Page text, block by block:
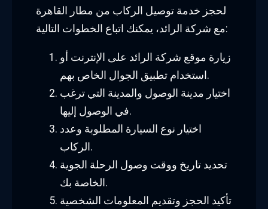
لحجز خدمة توصيل الركاب من مطار القاهرة
مع شركة الرائد، يمكنك اتباع الخطوات التالية:
زيارة موقع شركة الرائد على الإنترنت أو
استخدام تطبيق الجوال الخاص بهم.
اختيار مدينة الوصول والمدينة التي ترغب
في الوصول إليها.
اختيار نوع السيارة المطلوبة وعدد
الركاب.
تحديد تاريخ ووقت وصول الرحلة الجوية
الخاصة بك.
تأكيد الحجز وتقديم المعلومات الشخصية